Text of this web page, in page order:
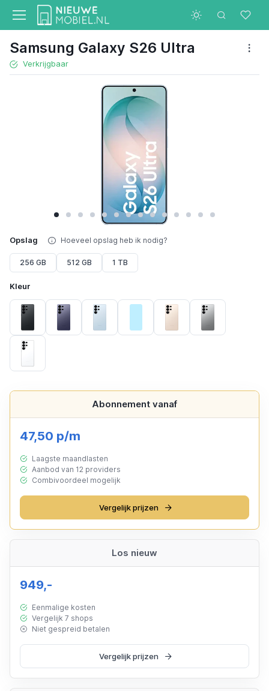
Samsung Galaxy S26 Ultra
Verkrijgbaar
Opslag Hoeveel opslag heb ik nodig?
256 GB 512 GB 1 TB
Kleur
Cobalt Violet Pink GoldSilver Shadow
Abonnement vanaf
47,50 p/m
Laagste maandlasten
Aanbod van 12 providers
Combivoordeel mogelijk
Vergelijk prijzen
Los nieuw
949,-
Eenmalige kosten
Vergelijk 7 shops
Niet gespreid betalen
Vergelijk prijzen